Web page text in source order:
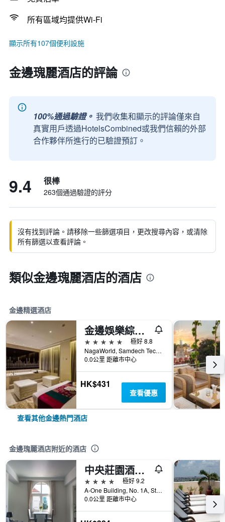
所有區域均提供Wi-Fi
顯示所有107個便利設施
金邊瑰麗酒店的評論
100%通過驗證。 我們收集和顯示的評論僅來自
真實用戶透過HotelsCombined或我們信賴的外部
合作夥伴所進行的已驗證預訂。
9.4 很棒
263個通過驗證的評分
沒有找到評論。請移除一些篩選項目，更改搜尋內容，或清除
所有篩選以查看評論。
類似金邊瑰麗酒店的酒店
金邊精選酒店
金邊娛樂綜合大樓酒店
5星級
極好 8.8
NagaWorld, Samdech Techo Hun Sen Park, 金邊, 柬埔寨
0.0公里 距離市中心
HK$431
查看優惠
查看其他金邊熱門酒店
金邊瑰麗酒店附近的酒店
中央莊園酒店 - 金邊
4星級
極好 9.2
A-One Building, No. 1A, St. 102, 金邊, 柬埔寨
0.0公里 距離市中心